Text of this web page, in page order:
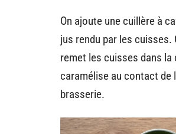
On ajoute une cuillère à
jus rendu par les cuisses.
remet les cuisses dans
caramélise au contact de
brasserie.